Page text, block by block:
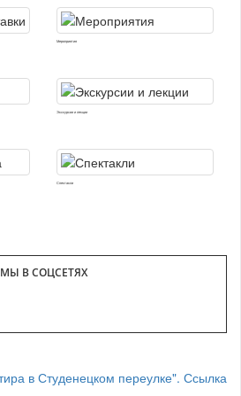
Мероприятия
Экскурсии и лекции
Спектакли
МЫ В СОЦСЕТЯХ